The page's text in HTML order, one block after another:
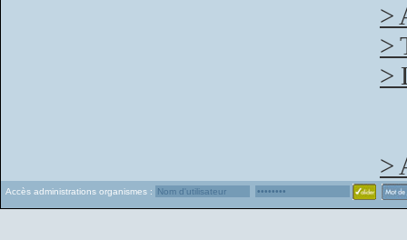
>
>
>
>
Accès administrations organismes :